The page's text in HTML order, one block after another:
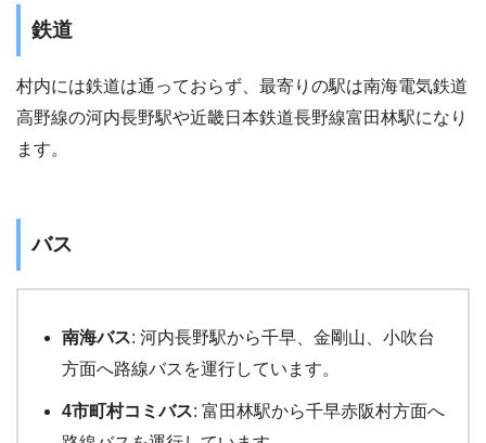
鉄道
村内には鉄道は通っておらず、最寄りの駅は南海電気鉄道
高野線の河内長野駅や近畿日本鉄道長野線富田林駅になり
ます。
バス
南海バス: 河内長野駅から千早、金剛山、小吹台
方面へ路線バスを運行しています。
4市町村コミバス: 富田林駅から千早赤阪村方面へ